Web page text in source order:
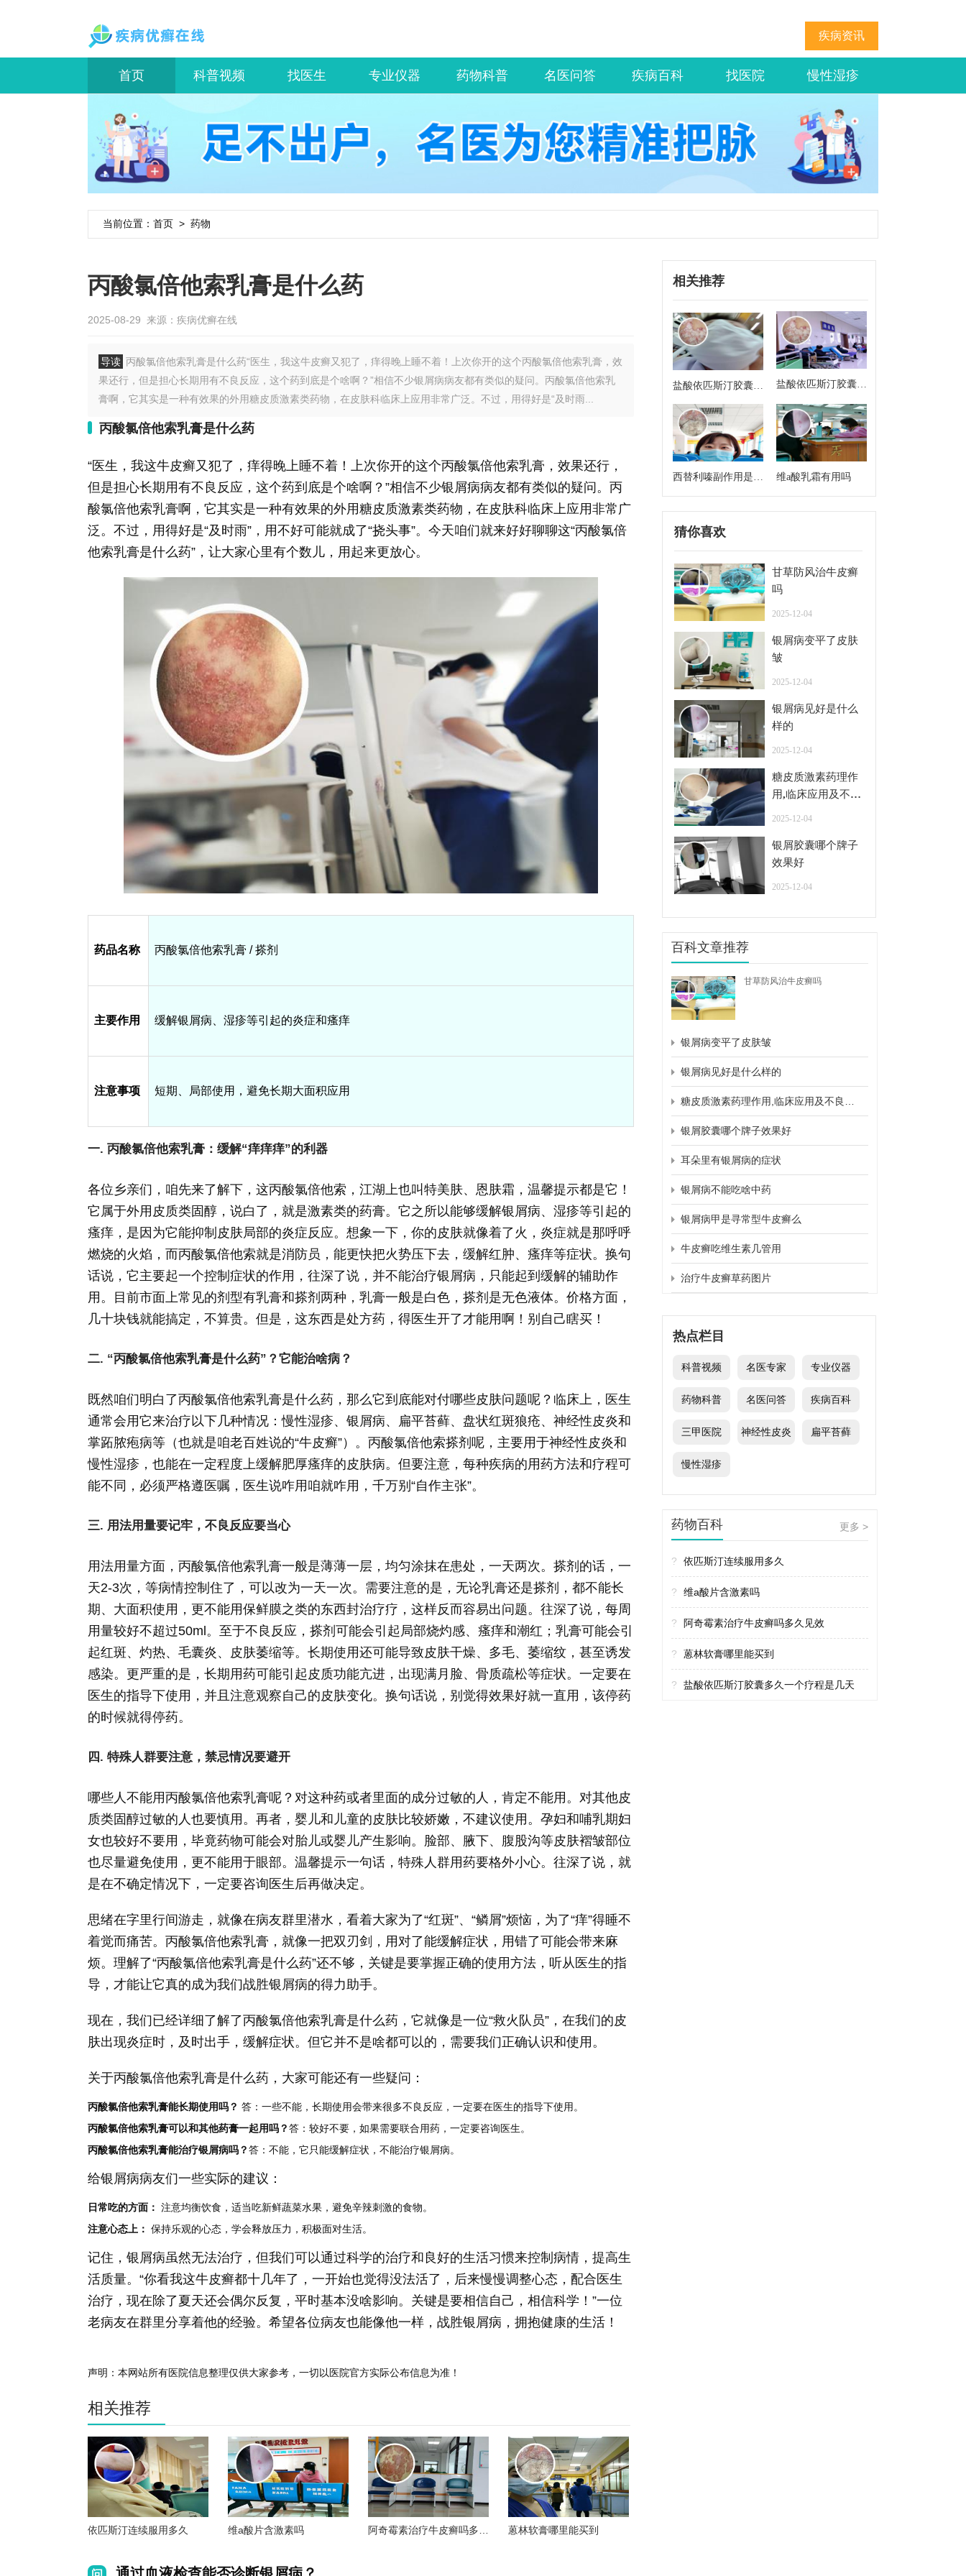
疾病资讯
首页 科普视频 找医生 专业仪器 药物科普 名医问答 疾病百科 找医院 慢性湿疹
当前位置： 首页 > 药物
丙酸氯倍他索乳膏是什么药
2025-08-29 来源： 疾病优癣在线
导读 丙酸氯倍他索乳膏是什么药“医生，我这牛皮癣又犯了，痒得晚上睡不着！上次你开的这个丙酸氯倍他索乳膏，效
果还行，但是担心长期用有不良反应，这个药到底是个啥啊？”相信不少银屑病病友都有类似的疑问。丙酸氯倍他索乳
膏啊，它其实是一种有效果的外用糖皮质激素类药物，在皮肤科临床上应用非常广泛。不过，用得好是“及时雨...
丙酸氯倍他索乳膏是什么药
“医生，我这牛皮癣又犯了，痒得晚上睡不着！上次你开的这个丙酸氯倍他索乳膏，效果还行，
但是担心长期用有不良反应，这个药到底是个啥啊？”相信不少银屑病病友都有类似的疑问。丙
酸氯倍他索乳膏啊，它其实是一种有效果的外用糖皮质激素类药物，在皮肤科临床上应用非常广
泛。不过，用得好是“及时雨”，用不好可能就成了“挠头事”。今天咱们就来好好聊聊这“丙酸氯倍
他索乳膏是什么药”，让大家心里有个数儿，用起来更放心。
药品名称 丙酸氯倍他索乳膏 / 搽剂
主要作用 缓解银屑病、湿疹等引起的炎症和瘙痒
注意事项 短期、局部使用，避免长期大面积应用
一. 丙酸氯倍他索乳膏：缓解“痒痒痒”的利器
各位乡亲们，咱先来了解下，这丙酸氯倍他索，江湖上也叫特美肤、恩肤霜，温馨提示都是它！
它属于外用皮质类固醇，说白了，就是激素类的药膏。它之所以能够缓解银屑病、湿疹等引起的
瘙痒，是因为它能抑制皮肤局部的炎症反应。想象一下，你的皮肤就像着了火，炎症就是那呼呼
燃烧的火焰，而丙酸氯倍他索就是消防员，能更快把火势压下去，缓解红肿、瘙痒等症状。换句
话说，它主要起一个控制症状的作用，往深了说，并不能治疗银屑病，只能起到缓解的辅助作
用。目前市面上常见的剂型有乳膏和搽剂两种，乳膏一般是白色，搽剂是无色液体。价格方面，
几十块钱就能搞定，不算贵。但是，这东西是处方药，得医生开了才能用啊！别自己瞎买！
二. “丙酸氯倍他索乳膏是什么药”？它能治啥病？
既然咱们明白了丙酸氯倍他索乳膏是什么药，那么它到底能对付哪些皮肤问题呢？临床上，医生
通常会用它来治疗以下几种情况：慢性湿疹、银屑病、扁平苔藓、盘状红斑狼疮、神经性皮炎和
掌跖脓疱病等（也就是咱老百姓说的“牛皮癣”）。丙酸氯倍他索搽剂呢，主要用于神经性皮炎和
慢性湿疹，也能在一定程度上缓解肥厚瘙痒的皮肤病。但要注意，每种疾病的用药方法和疗程可
能不同，必须严格遵医嘱，医生说咋用咱就咋用，千万别“自作主张”。
三. 用法用量要记牢，不良反应要当心
用法用量方面，丙酸氯倍他索乳膏一般是薄薄一层，均匀涂抹在患处，一天两次。搽剂的话，一
天2-3次，等病情控制住了，可以改为一天一次。需要注意的是，无论乳膏还是搽剂，都不能长
期、大面积使用，更不能用保鲜膜之类的东西封治疗疗，这样反而容易出问题。往深了说，每周
用量较好不超过50ml。至于不良反应，搽剂可能会引起局部烧灼感、瘙痒和潮红；乳膏可能会引
起红斑、灼热、毛囊炎、皮肤萎缩等。长期使用还可能导致皮肤干燥、多毛、萎缩纹，甚至诱发
感染。更严重的是，长期用药可能引起皮质功能亢进，出现满月脸、骨质疏松等症状。一定要在
医生的指导下使用，并且注意观察自己的皮肤变化。换句话说，别觉得效果好就一直用，该停药
的时候就得停药。
四. 特殊人群要注意，禁忌情况要避开
哪些人不能用丙酸氯倍他索乳膏呢？对这种药或者里面的成分过敏的人，肯定不能用。对其他皮
质类固醇过敏的人也要慎用。再者，婴儿和儿童的皮肤比较娇嫩，不建议使用。孕妇和哺乳期妇
女也较好不要用，毕竟药物可能会对胎儿或婴儿产生影响。脸部、腋下、腹股沟等皮肤褶皱部位
也尽量避免使用，更不能用于眼部。温馨提示一句话，特殊人群用药要格外小心。往深了说，就
是在不确定情况下，一定要咨询医生后再做决定。
思绪在字里行间游走，就像在病友群里潜水，看着大家为了“红斑”、“鳞屑”烦恼，为了“痒”得睡不
着觉而痛苦。丙酸氯倍他索乳膏，就像一把双刃剑，用对了能缓解症状，用错了可能会带来麻
烦。理解了“丙酸氯倍他索乳膏是什么药”还不够，关键是要掌握正确的使用方法，听从医生的指
导，才能让它真的成为我们战胜银屑病的得力助手。
现在，我们已经详细了解了丙酸氯倍他索乳膏是什么药，它就像是一位“救火队员”，在我们的皮
肤出现炎症时，及时出手，缓解症状。但它并不是啥都可以的，需要我们正确认识和使用。
关于丙酸氯倍他索乳膏是什么药，大家可能还有一些疑问：
丙酸氯倍他索乳膏能长期使用吗？ 答：一些不能，长期使用会带来很多不良反应，一定要在医生的指导下使用。
丙酸氯倍他索乳膏可以和其他药膏一起用吗？答：较好不要，如果需要联合用药，一定要咨询医生。
丙酸氯倍他索乳膏能治疗银屑病吗？答：不能，它只能缓解症状，不能治疗银屑病。
给银屑病病友们一些实际的建议：
日常吃的方面： 注意均衡饮食，适当吃新鲜蔬菜水果，避免辛辣刺激的食物。
注意心态上： 保持乐观的心态，学会释放压力，积极面对生活。
记住，银屑病虽然无法治疗，但我们可以通过科学的治疗和良好的生活习惯来控制病情，提高生
活质量。“你看我这牛皮癣都十几年了，一开始也觉得没法活了，后来慢慢调整心态，配合医生
治疗，现在除了夏天还会偶尔反复，平时基本没啥影响。关键是要相信自己，相信科学！”一位
老病友在群里分享着他的经验。希望各位病友也能像他一样，战胜银屑病，拥抱健康的生活！
声明：本网站所有医院信息整理仅供大家参考，一切以医院官方实际公布信息为准！
相关推荐
依匹斯汀连续服用多久 维a酸片含激素吗
阿奇霉素治疗牛皮癣吗多久
蒽林软膏哪里能买到
通过血液检查能否诊断银屑病？
相关推荐
盐酸依匹斯汀胶囊多
久一个疗程是几天
盐酸依匹斯汀胶囊来
西替利嗪副作用是什
么
维a酸乳霜有用吗
猜你喜欢
甘草防风治牛皮癣
吗
2025-12-04
银屑病变平了皮肤
皱
2025-12-04
银屑病见好是什么
样的
2025-12-04
糖皮质激素药理作
用,临床应用及不良
2025-12-04
银屑胶囊哪个牌子
效果好
2025-12-04
百科文章推荐
甘草防风治牛皮癣吗
银屑病变平了皮肤皱
银屑病见好是什么样的
银屑胶囊哪个牌子效果好
耳朵里有银屑病的症状
银屑病不能吃啥中药
银屑病甲是寻常型牛皮癣么
牛皮癣吃维生素几管用
治疗牛皮癣草药图片
热点栏目
科普视频 名医专家 专业仪器
药物科普 名医问答 疾病百科
三甲医院 神经性皮炎 扁平苔藓
慢性湿疹
药物百科 更多 >
? 依匹斯汀连续服用多久
? 维a酸片含激素吗
? 阿奇霉素治疗牛皮癣吗多久见效
? 蒽林软膏哪里能买到
? 盐酸依匹斯汀胶囊多久一个疗程是几天